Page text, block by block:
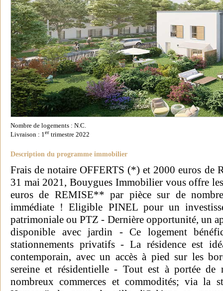
Nombre de logements : N.C.
Livraison : 1er trimestre 2022
Description du programme immobilier
Frais de notaire OFFERTS (*) et 2000 euros de
31 mai 2021, Bouygues Immobilier vous offre
euros de REMISE** par pièce sur de
immédiate ! Eligible PINEL pour un
patrimoniale ou PTZ - Dernière opportunité, un
disponible avec jardin - Ce logement
stationnements privatifs - La résidence est
contemporain, avec un accès à pied sur les
sereine et résidentielle - Tout est à portée de
nombreux commerces et commodités; via la